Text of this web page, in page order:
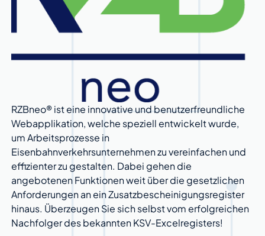
RZBneo® ist eine innovative und benutzerfreundliche
Webapplikation, welche speziell entwickelt wurde,
um Arbeitsprozesse in
Eisenbahnverkehrsunternehmen zu vereinfachen und
effizienter zu gestalten. Dabei gehen die
angebotenen Funktionen weit über die gesetzlichen
Anforderungen an ein Zusatzbescheinigungsregister
hinaus. Überzeugen Sie sich selbst vom erfolgreichen
Nachfolger des bekannten KSV-Excelregisters!